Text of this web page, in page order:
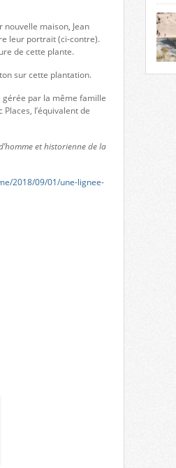
nouvelle maison, Jean
leur portrait (ci-contre).
de cette plante.
sur cette plantation.
gérée par la même famille
l’équivalent de
et historienne de la
2018/09/01/une-lignee-